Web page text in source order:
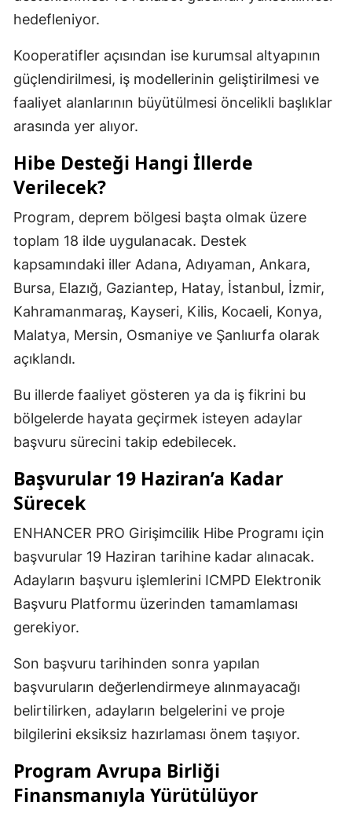
hedefleniyor.
Kooperatifler açısından ise kurumsal altyapının
güçlendirilmesi, iş modellerinin geliştirilmesi ve
faaliyet alanlarının büyütülmesi öncelikli başlıklar
arasında yer alıyor.
Hibe Desteği Hangi İllerde
Verilecek?
Program, deprem bölgesi başta olmak üzere
toplam 18 ilde uygulanacak. Destek
kapsamındaki iller Adana, Adıyaman, Ankara,
Bursa, Elazığ, Gaziantep, Hatay, İstanbul, İzmir,
Kahramanmaraş, Kayseri, Kilis, Kocaeli, Konya,
Malatya, Mersin, Osmaniye ve Şanlıurfa olarak
açıklandı.
Bu illerde faaliyet gösteren ya da iş fikrini bu
bölgelerde hayata geçirmek isteyen adaylar
başvuru sürecini takip edebilecek.
Başvurular 19 Haziran’a Kadar
Sürecek
ENHANCER PRO Girişimcilik Hibe Programı için
başvurular 19 Haziran tarihine kadar alınacak.
Adayların başvuru işlemlerini ICMPD Elektronik
Başvuru Platformu üzerinden tamamlaması
gerekiyor.
Son başvuru tarihinden sonra yapılan
başvuruların değerlendirmeye alınmayacağı
belirtilirken, adayların belgelerini ve proje
bilgilerini eksiksiz hazırlaması önem taşıyor.
Program Avrupa Birliği
Finansmanıyla Yürütülüyor